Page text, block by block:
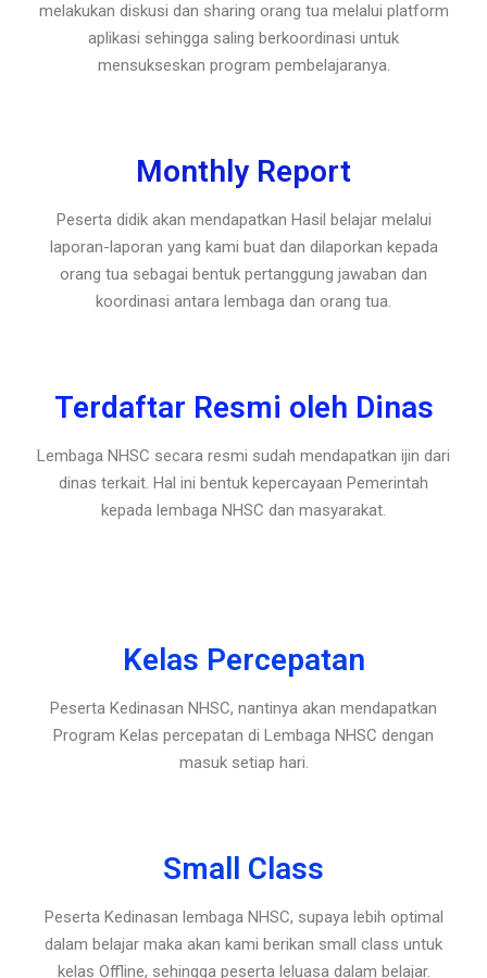
melakukan diskusi dan sharing orang tua melalui platform
aplikasi sehingga saling berkoordinasi untuk
mensukseskan program pembelajaranya.
Monthly Report
Peserta didik akan mendapatkan Hasil belajar melalui
laporan-laporan yang kami buat dan dilaporkan kepada
orang tua sebagai bentuk pertanggung jawaban dan
koordinasi antara lembaga dan orang tua.
Terdaftar Resmi oleh Dinas
Lembaga NHSC secara resmi sudah mendapatkan ijin dari
dinas terkait. Hal ini bentuk kepercayaan Pemerintah
kepada lembaga NHSC dan masyarakat.
Kelas Percepatan
Peserta Kedinasan NHSC, nantinya akan mendapatkan
Program Kelas percepatan di Lembaga NHSC dengan
masuk setiap hari.
Small Class
Peserta Kedinasan lembaga NHSC, supaya lebih optimal
dalam belajar maka akan kami berikan small class untuk
kelas Offline, sehingga peserta leluasa dalam belajar.